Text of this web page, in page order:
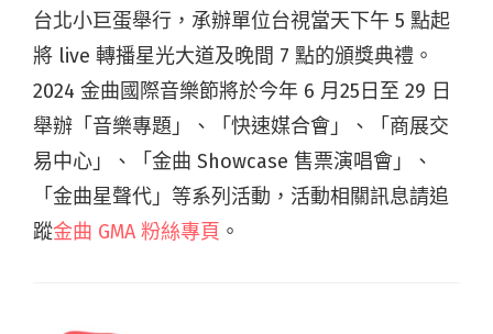
台北小巨蛋舉行，承辦單位台視當天下午 5 點起
將 live 轉播星光大道及晚間 7 點的頒獎典禮。
2024 金曲國際音樂節將於今年 6 月25日至 29 日
舉辦「音樂專題」、「快速媒合會」、「商展交
易中心」、「金曲 Showcase 售票演唱會」、
「金曲星聲代」等系列活動，活動相關訊息請追
蹤金曲 GMA 粉絲專頁 。